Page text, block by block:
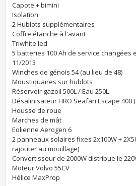
Capote + bimini
Isolation
2 Hublots supplémentaires
Coffre étanche à l'avant
Triwhite led
5 batteries 100 Ah de service changées
11/2013
Winches de génois 54 (au lieu de 48)
Moustiquaires sur hublots
Réservoir gazoil 500L / Eau 250L
Désalinisateur HRO Seafari Escape 400
Housse de roue
Marches de mât
Eolienne Aerogen 6
2 panneaux solaires fixes 2x100W +
rajouter au mouillage)
Convertisseur de 2000W distribue le
Moteur Volvo 55CV
Hélice MaxProp